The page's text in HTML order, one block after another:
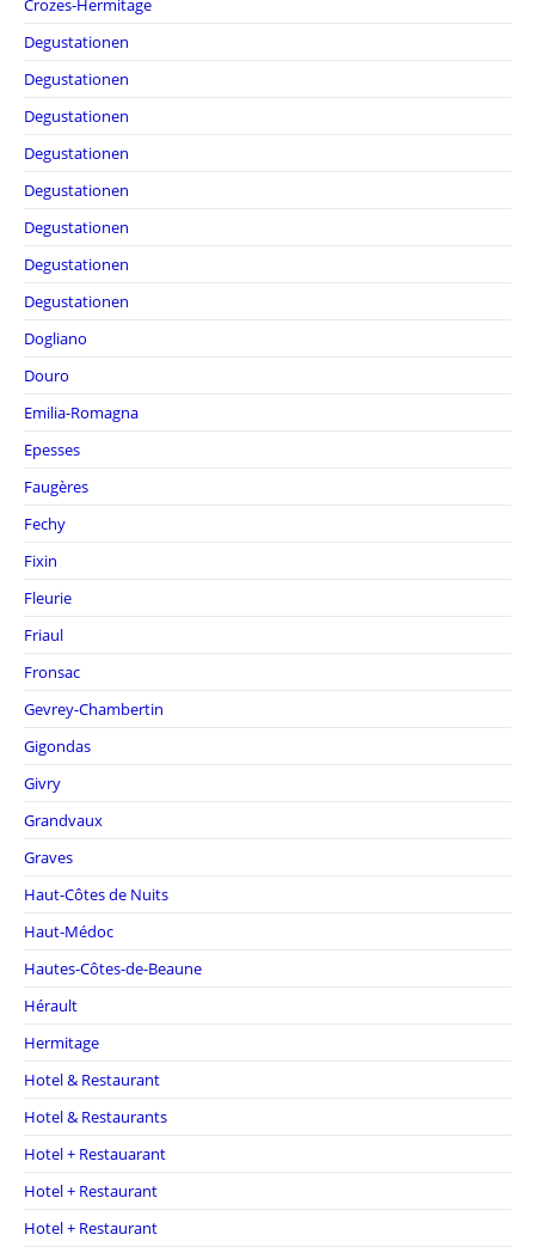
Crozes-Hermitage
Degustationen
Degustationen
Degustationen
Degustationen
Degustationen
Degustationen
Degustationen
Degustationen
Dogliano
Douro
Emilia-Romagna
Epesses
Faugères
Fechy
Fixin
Fleurie
Friaul
Fronsac
Gevrey-Chambertin
Gigondas
Givry
Grandvaux
Graves
Haut-Côtes de Nuits
Haut-Médoc
Hautes-Côtes-de-Beaune
Hérault
Hermitage
Hotel & Restaurant
Hotel & Restaurants
Hotel + Restauarant
Hotel + Restaurant
Hotel + Restaurant